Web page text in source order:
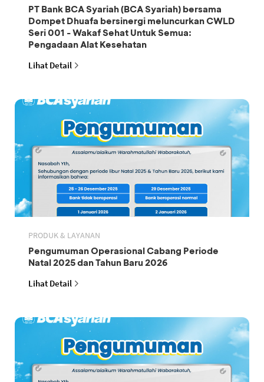
PT Bank BCA Syariah (BCA Syariah) bersama
Dompet Dhuafa bersinergi meluncurkan CWLD
Seri 001 - Wakaf Sehat Untuk Semua:
Pengadaan Alat Kesehatan
Lihat Detail
PRODUK & LAYANAN
Pengumuman Operasional Cabang Periode
Natal 2025 dan Tahun Baru 2026
Lihat Detail